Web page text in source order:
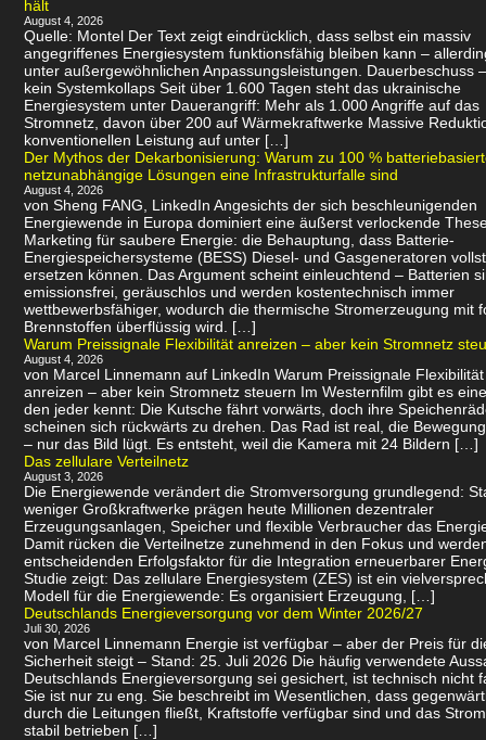
hält
August 4, 2026
Quelle: Montel Der Text zeigt eindrücklich, dass selbst ein massiv
angegriffenes Energiesystem funktionsfähig bleiben kann –
unter außergewöhnlichen Anpassungsleistungen. Dauerbeschuss
kein Systemkollaps Seit über 1.600 Tagen steht das ukrainische
Energiesystem unter Dauerangriff: Mehr als 1.000 Angriffe auf das
Stromnetz, davon über 200 auf Wärmekraftwerke Massive
konventionellen Leistung auf unter […]
Der Mythos der Dekarbonisierung: Warum zu 100 %
netzunabhängige Lösungen eine Infrastrukturfalle sind
August 4, 2026
von Sheng FANG, LinkedIn Angesichts der sich beschleunigenden
Energiewende in Europa dominiert eine äußerst verlockende
Marketing für saubere Energie: die Behauptung, dass Batterie-
Energiespeichersysteme (BESS) Diesel- und Gasgeneratoren
ersetzen können. Das Argument scheint einleuchtend – Batterien
emissionsfrei, geräuschlos und werden kostentechnisch immer
wettbewerbsfähiger, wodurch die thermische Stromerzeugung mit
Brennstoffen überflüssig wird. […]
Warum Preissignale Flexibilität anreizen – aber kein Stromnetz
August 4, 2026
von Marcel Linnemann auf LinkedIn Warum Preissignale Flexibilität
anreizen – aber kein Stromnetz steuern Im Westernfilm gibt es
den jeder kennt: Die Kutsche fährt vorwärts, doch ihre
scheinen sich rückwärts zu drehen. Das Rad ist real, die
– nur das Bild lügt. Es entsteht, weil die Kamera mit 24 Bildern […]
Das zellulare Verteilnetz
August 3, 2026
Die Energiewende verändert die Stromversorgung grundlegend:
weniger Großkraftwerke prägen heute Millionen dezentraler
Erzeugungsanlagen, Speicher und flexible Verbraucher das
Damit rücken die Verteilnetze zunehmend in den Fokus und
entscheidenden Erfolgsfaktor für die Integration erneuerbarer
Studie zeigt: Das zellulare Energiesystem (ZES) ist ein
Modell für die Energiewende: Es organisiert Erzeugung, […]
Deutschlands Energieversorgung vor dem Winter 2026/27
Juli 30, 2026
von Marcel Linnemann Energie ist verfügbar – aber der Preis für
Sicherheit steigt – Stand: 25. Juli 2026 Die häufig verwendete
Deutschlands Energieversorgung sei gesichert, ist technisch nicht
Sie ist nur zu eng. Sie beschreibt im Wesentlichen, dass
durch die Leitungen fließt, Kraftstoffe verfügbar sind und das
stabil betrieben […]